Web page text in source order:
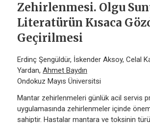
Zehirlenmesi. Olgu
Literatürün Kısaca
Geçirilmesi
Erdinç Şengüldür, İskender Aksoy, Celal
Yardan, Ahmet Baydın
Ondokuz Mayıs Üniversitsi
Mantar zehirlenmeleri günlük acil servis
uygulamasında zehirlenmeler içinde
sahiptir. Hastalar mantara ve toksinin